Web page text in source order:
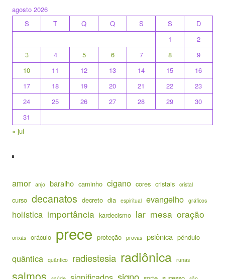
agosto 2026
S
T Q Q S S
D
1
2
3
4 5 6 7 8
9
10
11 12 13 14 15
16
17
18 19 20 21 22
23
24
25 26 27 28 29
30
31
« jul
amor anjo baralho caminho cigano cores cristais cristal
curso decanatos decreto dia espiritual evangelho gráficos
holística importância kardecismo lar mesa oração
orixás oráculo prece proteção provas psiônica pêndulo
quântica quântico radiestesia radiônica runas
salmos